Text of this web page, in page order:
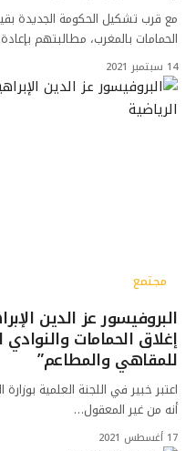
مع قرب تشكيل الحكومة الجديدة
الحمامات بالمغرب، مطالبتهم
14 سبتمبر 2021
مجتمع
البروفيسور عز الدين
إغلاق الحمامات
للمقاهي والمطاعم”
اعتبر خبير في اللجنة العلمية
أنه من غير المعقول…
17 أغسطس 2021